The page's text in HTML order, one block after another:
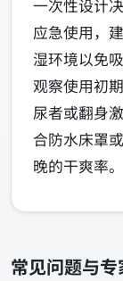
一次性设计
应急使用，
湿环境以免
观察使用初
尿者或翻身
合防水床罩
晚的干爽率。
常见问题与